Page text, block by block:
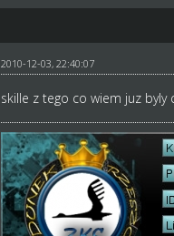
2010-12-03, 22:40:07
skille z tego co wiem juz